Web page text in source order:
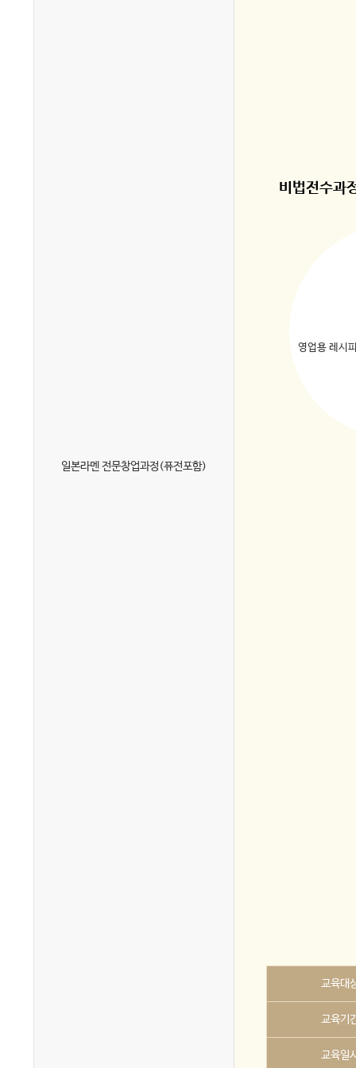
일본라멘 전문창업과정(퓨전포함)
비법전수과
영업용 레시
교육대
교육기
교육일